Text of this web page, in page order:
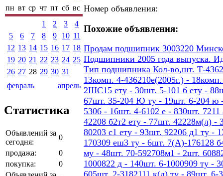
пн вт ср чт пт сб вс
1
2 3
4
5
6 7 8 9 10 11
12 13 14 15 16 17 18
19 20 21 22 23 24 25
26 27 28 29 30 31
февраль
апрель
Статистика
Объявлений за
сегодня:
0
продажа:
0
покупка:
0
Номер объявления:
Похожие объявления:
Продам подшипник 3003220
Подшипники 2005 года выпуска.
Тип подшипника Кол-во,шт. Т-
13комп. 4-436210е(2005г.) -
2ШС15 ету - 30шт. 5-101 б ету -
67шт. 35-204 Ю ту - 19шт. 6-204 ю
5306 - 16шт. 4-6102 е - 830шт.
42208 б2т2 ету - 77шт. 42228м(л)
80203 с1 ету - 93шт. 92206 д1 ту
170309 еш3 ту - 6шт. 7(А)-176128
му - 48шт. 70-592708м1 - 2шт.
1000822 д - 140шт. 6-1000909 ту -